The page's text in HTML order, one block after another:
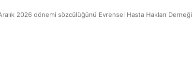
2026 dönemi sözcülüğünü Evrensel Hasta Hakları Derneği